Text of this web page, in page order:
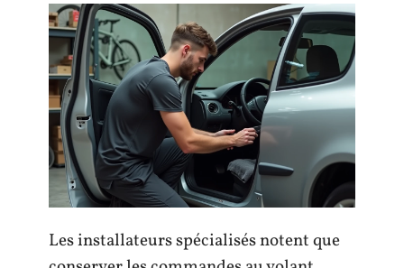
Les installateurs spécialisés notent que